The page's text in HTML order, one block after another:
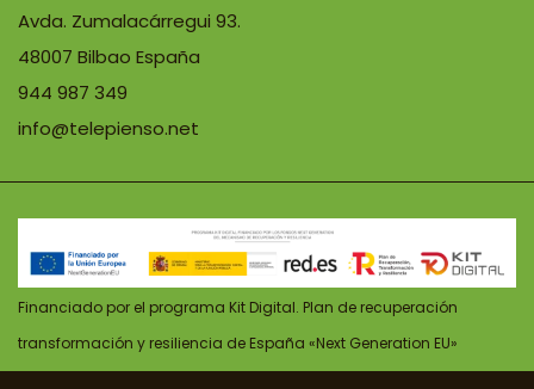
Avda. Zumalacárregui 93.
48007 Bilbao España
944 987 349
info@telepienso.net
Financiado por el programa Kit Digital. Plan de recuperación
transformación y resiliencia de España «Next Generation EU»